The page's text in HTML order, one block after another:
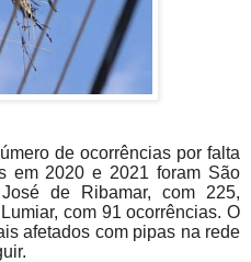
de ocorrências por falta
em 2020 e 2021 foram São
de Ribamar, com 225,
com 91 ocorrências. O
afetados com pipas na rede